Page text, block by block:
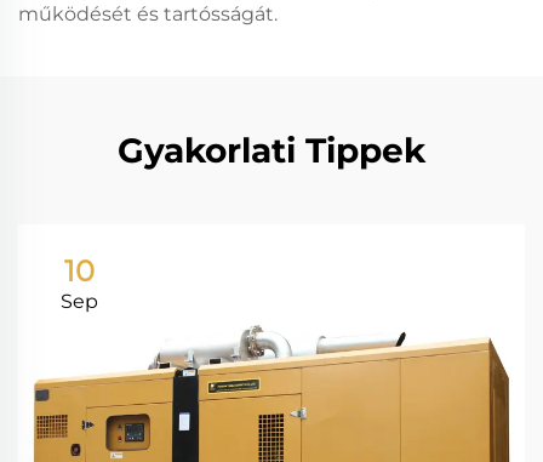
működését és tartósságát.
Gyakorlati Tippek
10
Sep